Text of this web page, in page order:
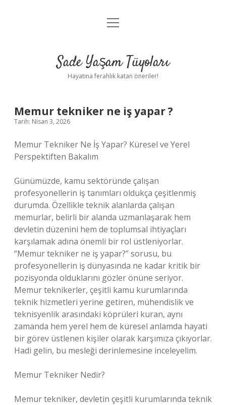
Anasayfa
Yasal Uyarı
menüyü
Sade Yaşam Tüyoları
Hayatına ferahlık katan öneriler!
Memur tekniker ne iş yapar ?
Tarih: Nisan 3, 2026
Memur Tekniker Ne İş Yapar? Küresel ve Yerel
Perspektiften Bakalım
Günümüzde, kamu sektöründe çalışan
profesyonellerin iş tanımları oldukça çeşitlenmiş
durumda. Özellikle teknik alanlarda çalışan
memurlar, belirli bir alanda uzmanlaşarak hem
devletin düzenini hem de toplumsal ihtiyaçları
karşılamak adına önemli bir rol üstleniyorlar.
“Memur tekniker ne iş yapar?” sorusu, bu
profesyonellerin iş dünyasında ne kadar kritik bir
pozisyonda olduklarını gözler önüne seriyor.
Memur teknikerler, çeşitli kamu kurumlarında
teknik hizmetleri yerine getiren, mühendislik ve
teknisyenlik arasındaki köprüleri kuran, aynı
zamanda hem yerel hem de küresel anlamda hayati
bir görev üstlenen kişiler olarak karşımıza çıkıyorlar.
Hadi gelin, bu mesleği derinlemesine inceleyelim.
Memur Tekniker Nedir?
Memur tekniker, devletin çeşitli kurumlarında teknik